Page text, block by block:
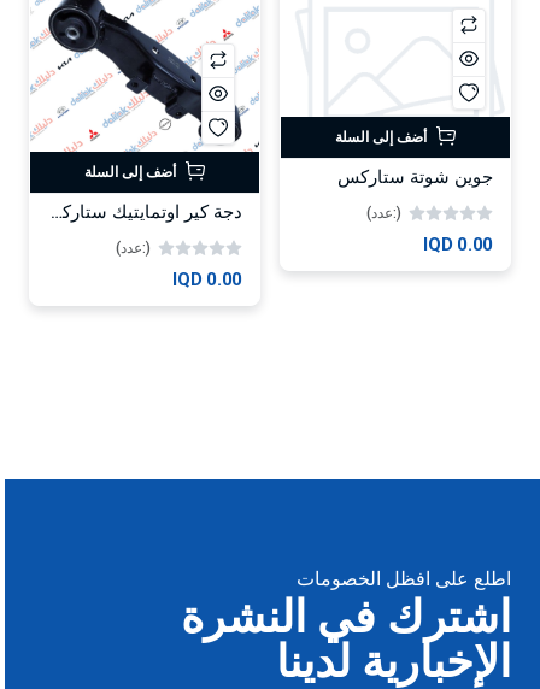
أضف إلى السلة
جوين شوتة ستاركس
(:عدد)
0.00 IQD
أضف إلى السلة
دجة كير اوتمايتيك ستاركس 2006 كوري OEM 21813-4A001
(:عدد)
0.00 IQD
اطلع على افظل الخصومات
اشترك في النشرة
الإخبارية لدينا